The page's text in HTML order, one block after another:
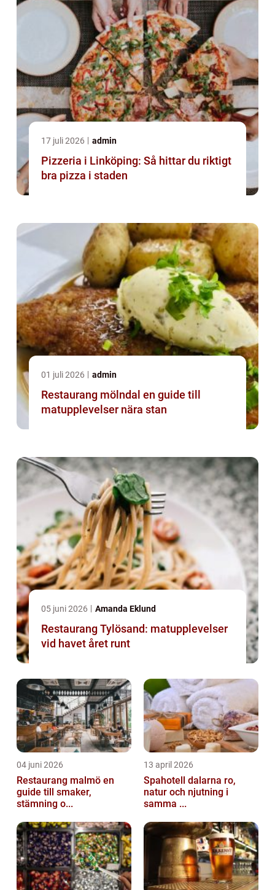
17 juli 2026 admin
Pizzeria i Linköping: Så hittar du riktigt
bra pizza i staden
01 juli 2026 admin
Restaurang mölndal en guide till
matupplevelser nära stan
05 juni 2026 Amanda Eklund
Restaurang Tylösand: matupplevelser
vid havet året runt
04 juni 2026
Restaurang malmö en
guide till smaker,
stämning o...
13 april 2026
Spahotell dalarna ro,
natur och njutning i
samma ...